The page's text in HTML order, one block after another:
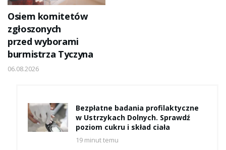
Osiem komitetów
zgłoszonych
przed wyborami
burmistrza Tyczyna
06.08.2026
Bezpłatne badania profilaktyczne
w Ustrzykach Dolnych. Sprawdź
poziom cukru i skład ciała
19 minut temu